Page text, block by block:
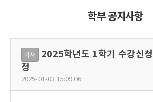
학부 공지사항
학사
2025학년도 1학기 수강신
정
2025-01-03 15:09:06